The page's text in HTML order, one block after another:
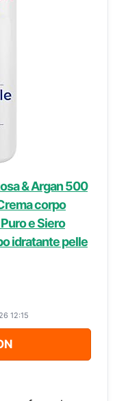
& Argan 500
corpo
e Siero
idratante pelle
12:15